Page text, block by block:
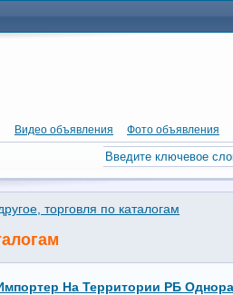
Видео объявления Фото объявления
торговля по каталогам
На Территории РБ